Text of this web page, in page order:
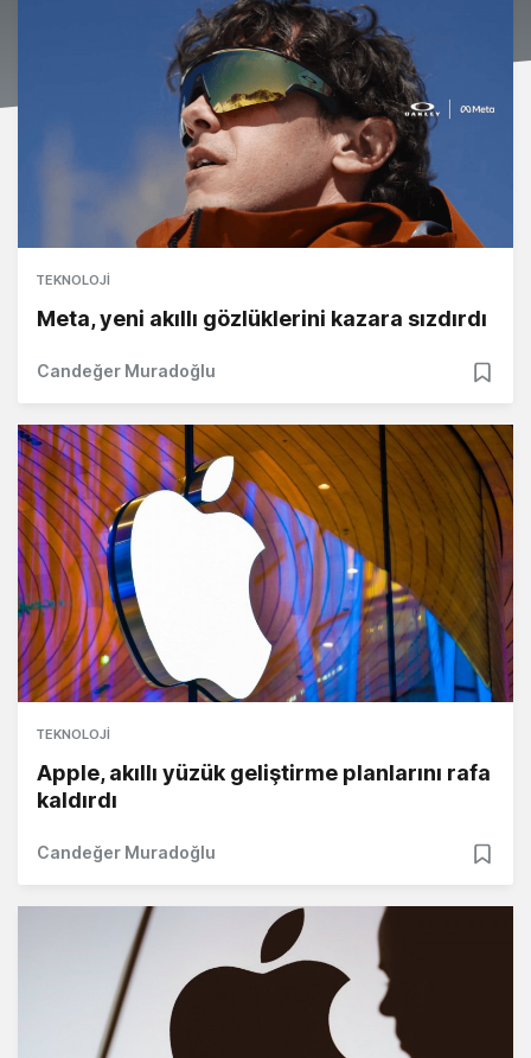
TEKNOLOJI
Meta, yeni akıllı gözlüklerini kazara sızdırdı
Candeğer Muradoğlu
TEKNOLOJI
Apple, akıllı yüzük geliştirme planlarını rafa
kaldırdı
Candeğer Muradoğlu